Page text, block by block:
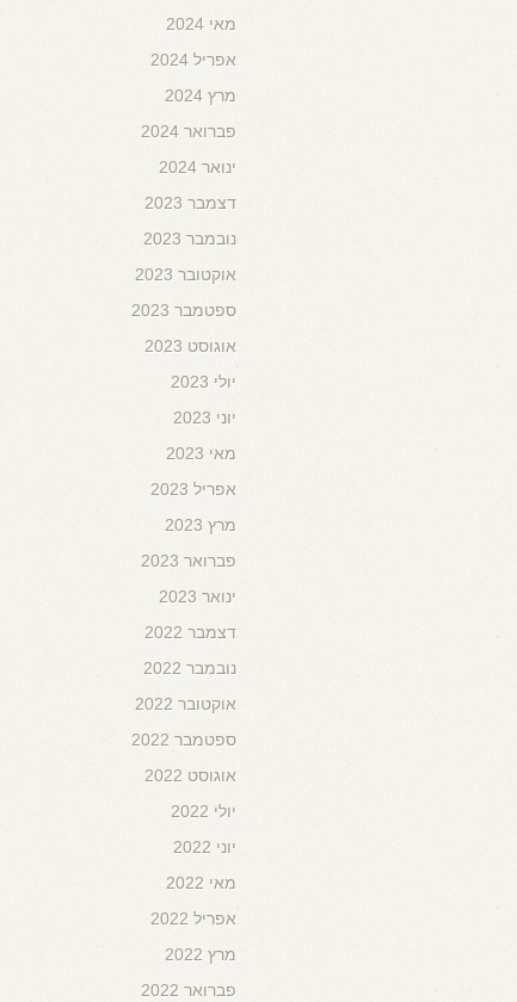
מאי 2024
אפריל 2024
מרץ 2024
פברואר 2024
ינואר 2024
דצמבר 2023
נובמבר 2023
אוקטובר 2023
ספטמבר 2023
אוגוסט 2023
יולי 2023
יוני 2023
מאי 2023
אפריל 2023
מרץ 2023
פברואר 2023
ינואר 2023
דצמבר 2022
נובמבר 2022
אוקטובר 2022
ספטמבר 2022
אוגוסט 2022
יולי 2022
יוני 2022
מאי 2022
אפריל 2022
מרץ 2022
פברואר 2022